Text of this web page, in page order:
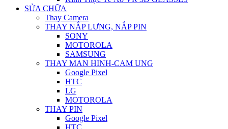
SỬA CHỮA
Thay Camera
THAY NẮP LƯNG, NẮP PIN
SONY
MOTOROLA
SAMSUNG
THAY MAN HINH-CAM UNG
Google Pixel
HTC
LG
MOTOROLA
THAY PIN
Google Pixel
HTC